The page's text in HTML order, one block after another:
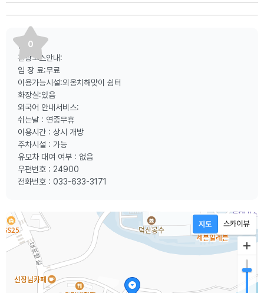
0
등산로:
관광코스안내:
입 장 료:무료
이용가능시설:외옹치해맞이 쉼터
화장실:있음
외국어 안내서비스:
쉬는날 : 연중무휴
이용시간 : 상시 개방
주차시설 : 가능
유모차 대여 여부 : 없음
우편번호 : 24900
전화번호 : 033-633-3171